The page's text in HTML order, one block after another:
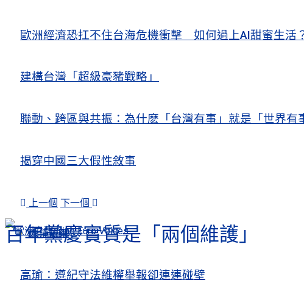
歐洲經濟恐扛不住台海危機衝擊 如何過上AI甜蜜生活
建構台灣「超級豪豬戰略」
聯動、跨區與共振：為什麽「台灣有事」就是「世界
揭穿中國三大假性敘事
上一個 下一個
人權觀察
高瑜：遵紀守法維權舉報卻連連碰壁
關注熱點
百年黨慶實質是「兩個維護」